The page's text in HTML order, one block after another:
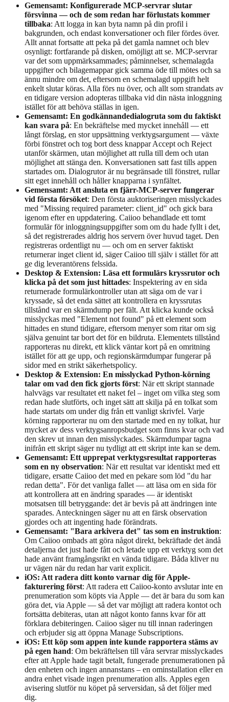
Gemensamt: Konfigurerade MCP-servrar slutar
försvinna — och de som redan har förlustats kommer
tillbaka: Att logga in kan byta namn på din profil i
bakgrunden, och endast konversationer och filer fördes över.
Allt annat fortsatte att peka på det gamla namnet och blev
osynligt: ​​fortfarande på disken, omöjligt att se. MCP-servrar
var det som uppmärksammades; påminnelser, schemalagda
uppgifter och bilagemappar gick samma öde till mötes och sa
ännu mindre om det, eftersom en schemalagd uppgift helt
enkelt slutar köras. Alla förs nu över, och allt som strandats av
en tidigare version adopteras tillbaka vid din nästa inloggning
istället för att behöva ställas in igen.
Gemensamt: En godkännandedialogruta som du faktiskt
kan svara på: En bekräftelse med mycket innehåll — ett
långt förslag, en stor uppsättning verktygsargument — växte
förbi fönstret och tog bort dess knappar Accept och Reject
utanför skärmen, utan möjlighet att rulla till dem och utan
möjlighet att stänga den. Konversationen satt fast tills appen
startades om. Dialogrutor är nu begränsade till fönstret, rullar
sitt eget innehåll och håller knapparna i synfältet.
Gemensamt: Att ansluta en fjärr-MCP-server fungerar
vid första försöket: Den första auktoriseringen misslyckades
med "Missing required parameter: client_id" och gick bara
igenom efter en uppdatering. Caiioo behandlade ett tomt
formulär för inloggningsuppgifter som om du hade fyllt i det,
så det registrerades aldrig hos servern över huvud taget. Den
registreras ordentligt nu — och om en server faktiskt
returnerar inget client id, säger Caiioo till själv i stället för att
ge dig leverantörens felssida.
Desktop & Extension: Läsa ett formulärs kryssrutor och
klicka på det som just hittades: Inspektering av en sida
returnerade formulärkontroller utan att säga om de var i
kryssade, så det enda sättet att kontrollera en kryssrutas
tillstånd var en skärmdump per fält. Att klicka kunde också
misslyckas med "Element not found" på ett element som
hittades en stund tidigare, eftersom menyer som ritar om sig
själva genuint tar bort det för en bildruta. Elementets tillstånd
rapporteras nu direkt, ett klick väntar kort på en omritning
istället för att ge upp, och regionskärmdumpar fungerar på
sidor med en strikt säkerhetspolicy.
Desktop & Extension: En misslyckad Python-körning
talar om vad den fick gjorts först: När ett skript stannade
halvvägs var resultatet ett naket fel – inget om vilka steg som
redan hade slutförts, och inget sätt att skilja på en tolkat som
hade startats om under dig från ett vanligt skrivfel. Varje
körning rapporterar nu om den startade med en ny tolkat, hur
mycket av dess verktygsanropsbudget som finns kvar och vad
den skrev ut innan den misslyckades. Skärmdumpar tagna
inifrån ett skript säger nu tydligt att ett skript inte kan se dem.
Gemensamt: Ett upprepat verktygsresultat rapporteras
som en ny observation: När ett resultat var identiskt med ett
tidigare, ersatte Caiioo det med en pekare som löd "du har
redan detta". För det vanliga fallet — att läsa om en sida för
att kontrollera att en ändring sparades — är identiskt
motsatsen till betryggande: det är bevis på att ändringen inte
sparades. Anteckningen säger nu att en färsk observation
gjordes och att ingenting hade förändrats.
Gemensamt: "Bara arkivera det" tas som en instruktion:
Om Caiioo ombads att göra något direkt, bekräftade det ändå
detaljerna det just hade fått och letade upp ett verktyg som det
hade använt framgångsrikt en vända tidigare. Båda kliver nu
ur vägen när du redan har varit explicit.
iOS: Att radera ditt konto varnar dig för Apple-
fakturering först: Att radera ett Caiioo-konto avslutar inte en
prenumeration som köpts via Apple — det är bara du som kan
göra det, via Apple — så det var möjligt att radera kontot och
fortsätta debiteras, utan att något konto fanns kvar för att
förklara debiteringen. Caiioo säger nu till innan raderingen
och erbjuder sig att öppna Manage Subscriptions.
iOS: Ett köp som appen inte kunde rapportera stäms av
på egen hand: Om bekräftelsen till våra servrar misslyckades
efter att Apple hade tagit betalt, fungerade prenumerationen på
den enheten och ingen annanstans – en ominstallation eller en
andra enhet visade ingen prenumeration alls. Apples egen
avisering slutför nu köpet på serversidan, så det följer med
dig.